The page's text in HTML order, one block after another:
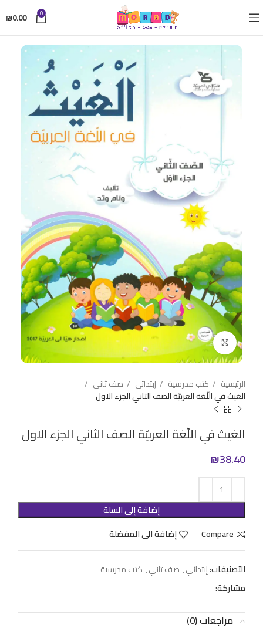
0
₪0.00
Click to enlarge
الرئيسية كتب مدرسية إبتدائي
صف ثاني
الغيث في اللّغة العربيّة الصف الثاني الجزء الاول
الغيث في اللّغة العربيّة الصف الثاني الجزء الاول
₪38.40
إضافة إلى السلة
Compare
إضافة الى المفضلة
التصنيفات:إبتدائي, صف ثاني, كتب مدرسية
مشاركة:
مراجعات (0)